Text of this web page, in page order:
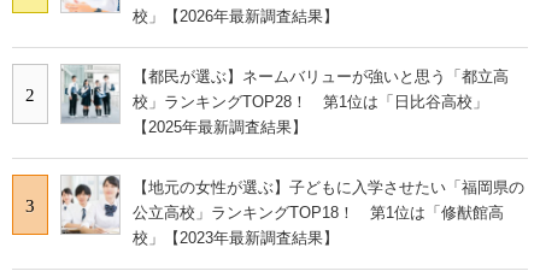
校」【2026年最新調査結果】
2
【都民が選ぶ】ネームバリューが強いと思う「都立高
校」ランキングTOP28！ 第1位は「日比谷高校」
【2025年最新調査結果】
3
【地元の女性が選ぶ】子どもに入学させたい「福岡県の
公立高校」ランキングTOP18！ 第1位は「修猷館高
校」【2023年最新調査結果】